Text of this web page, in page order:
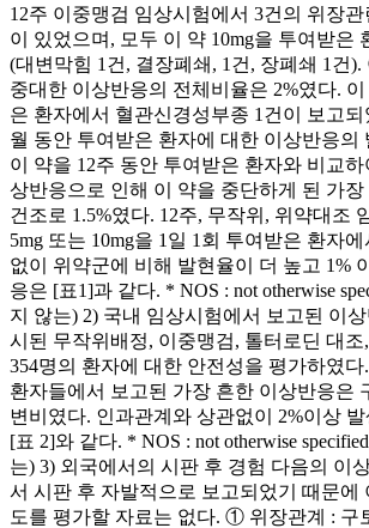
12주 이중맹검 임상시험에서 3건의 위장
이 있었으며, 모두 이 약 10mg을 투여받은
(대변막힘 1건, 결장폐쇄, 1건, 장폐쇄 1건).
중대한 이상반응의 전체비율은 2%였다.
은 환자에서 혈관신경성부종 1건이 보고되
월 동안 투여받은 환자에 대한 이상반응의
이 약을 12주 동안 투여받은 환자와 비교하
상반응으로 인해 이 약을 중단하게 된 가
건조로 1.5%였다. 12주, 무작위, 위약대조
5mg 또는 10mg을 1일 1회 투여받은 환자
없이 위약군에 비해 발현율이 더 높고 1%
응은 [표1]과 같다. * NOS : not otherwise
지 않는) 2) 국내 임상시험에서 보고된 이
시된 무작위배정, 이중맹검, 톨터로딘 대조
354명의 환자에 대한 안전성을 평가하였
환자들에서 보고된 가장 흔한 이상반응은
변비였다. 인과관계와 상관없이 2%이상
[표 2]와 같다. * NOS : not otherwise
는) 3) 외국에서의 시판 후 경험 다음의 이
서 시판 후 자발적으로 보고되었기 때문에
도를 평가할 자료는 없다. ① 위장관계 : 구